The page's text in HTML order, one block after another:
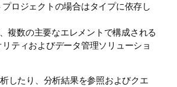
ロジェクトの場合はタイプに依存し
複数の主要なエレメントで構成される
ティおよびデータ管理ソリューショ
したり、分析結果を参照およびクエ